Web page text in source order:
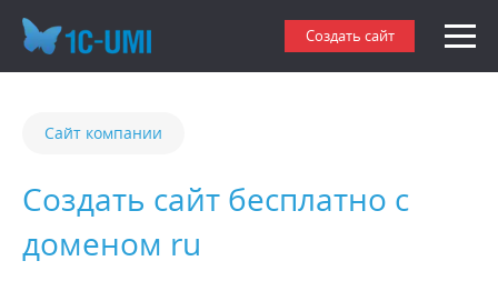
Создать сайт
Сайт компании
Создать сайт бесплатно с
доменом ru